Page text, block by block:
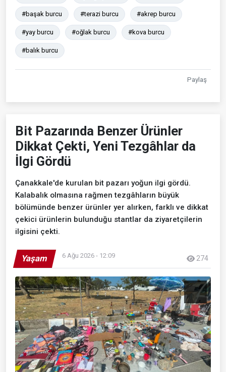
#başak burcu #terazi burcu #akrep burcu
#yay burcu #oğlak burcu #kova burcu
#balık burcu
Paylaş
Bit Pazarında Benzer Ürünler
Dikkat Çekti, Yeni Tezgâhlar da
İlgi Gördü
Çanakkale'de kurulan bit pazarı yoğun ilgi gördü.
Kalabalık olmasına rağmen tezgâhların büyük
bölümünde benzer ürünler yer alırken, farklı ve dikkat
çekici ürünlerin bulunduğu stantlar da ziyaretçilerin
ilgisini çekti.
Yaşam 6 Ağu 2026 - 12:09 274